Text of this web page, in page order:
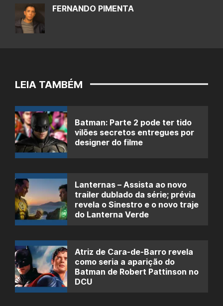
FERNANDO PIMENTA
LEIA TAMBÉM
Batman: Parte 2 pode ter tido
vilões secretos entregues por
designer do filme
Lanternas – Assista ao novo
trailer dublado da série; prévia
revela o Sinestro e o novo traje
do Lanterna Verde
Atriz de Cara-de-Barro revela
como seria a aparição do
Batman de Robert Pattinson no
DCU